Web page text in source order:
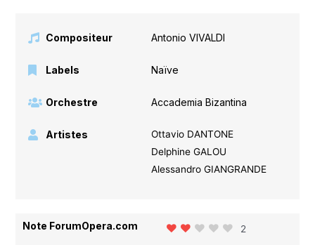
Compositeur Antonio VIVALDI
Labels Naïve
Orchestre Accademia Bizantina
Artistes
Ottavio DANTONE
Delphine GALOU
Alessandro GIANGRANDE
Note ForumOpera.com 2